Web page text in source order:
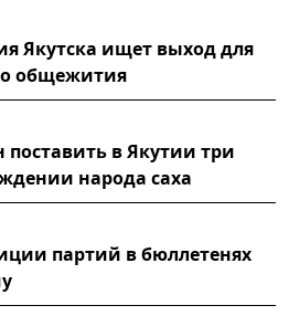
Якутска ищет выход для
общежития
поставить в Якутии три
народа саха
партий в бюллетенях